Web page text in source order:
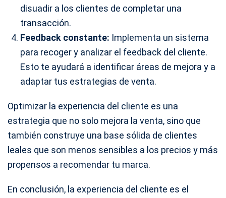
disuadir a los clientes de completar una
transacción.
Feedback constante: Implementa un sistema
para recoger y analizar el feedback del cliente.
Esto te ayudará a identificar áreas de mejora y a
adaptar tus estrategias de venta.
Optimizar la experiencia del cliente es una
estrategia que no solo mejora la venta, sino que
también construye una base sólida de clientes
leales que son menos sensibles a los precios y más
propensos a recomendar tu marca.
En conclusión, la experiencia del cliente es el